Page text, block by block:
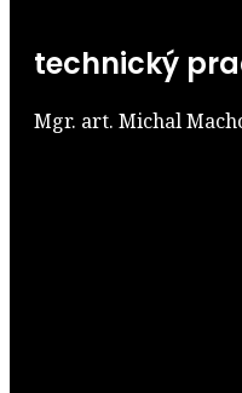
technický
Mgr. art. Michal